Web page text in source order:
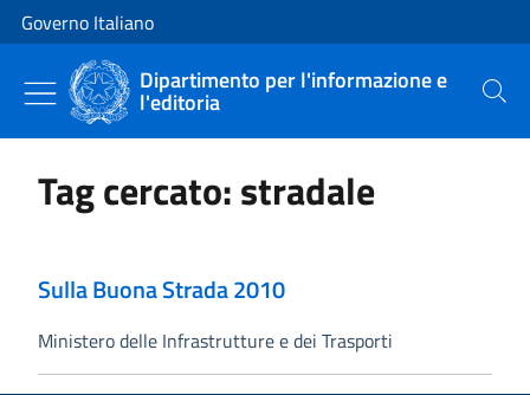
Vai al contenuto
Vai alla navigazione del sito
Governo Italiano
Dipartimento per l'informazione e
l'editoria Cerca
Tag cercato: stradale
Sulla Buona Strada 2010
Ministero delle Infrastrutture e dei Trasporti